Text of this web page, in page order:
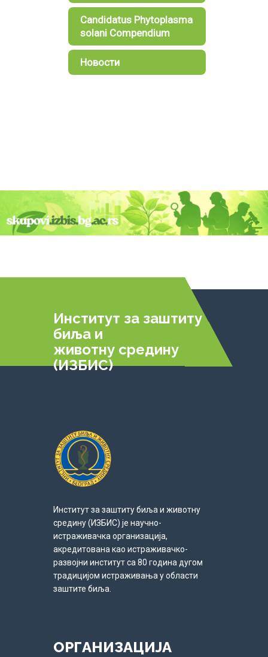
Candidatus Phytoplasma
solani Compendium
Новости
Институт за заштиту
биља и
животну средину
(ИЗБИС)
Институт за заштиту биља и животну
средину (ИЗБИС) је научно-
истраживачка организација,
акредитована као истраживачко-
развојни институт са 80 година дугом
традицијом истраживања у области
заштите биља.
ОРГАНИЗАЦИЈА